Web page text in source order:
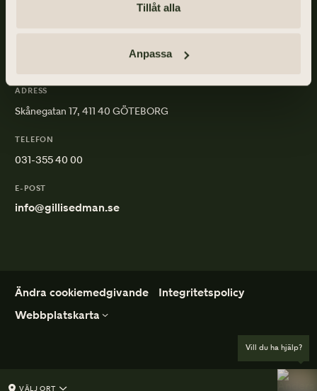
Tillåt alla
Anpassa
VÄLJ ORT
Vill du ha hjälp?
HBTQI-certifierad
ADRESS
Skånegatan 17, 411 40 GÖTEBORG
TELEFON
031-355 40 00
E-POST
info@gillisedman.se
Ändra cookiemedgivande
Integritetspolicy
Webbplatskarta
Mer om begravning
Vad kostar en begravning?